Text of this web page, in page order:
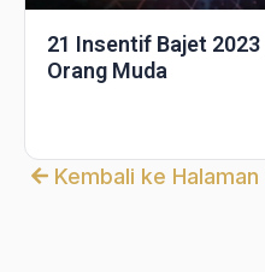
21 Insentif Bajet 2023
Orang Muda
Kembali ke Halaman